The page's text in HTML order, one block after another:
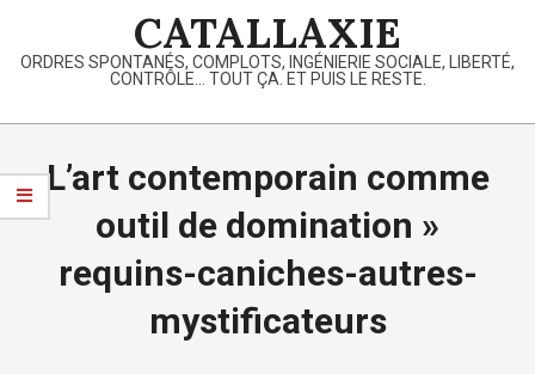
content
CATALLAXIE
ORDRES SPONTANÉS, COMPLOTS, INGÉNIERIE SOCIALE, LIBERTÉ,
CONTRÔLE… TOUT ÇA. ET PUIS LE RESTE.
Primary
Menu
L’art contemporain comme
outil de domination »
requins-caniches-autres-
mystificateurs